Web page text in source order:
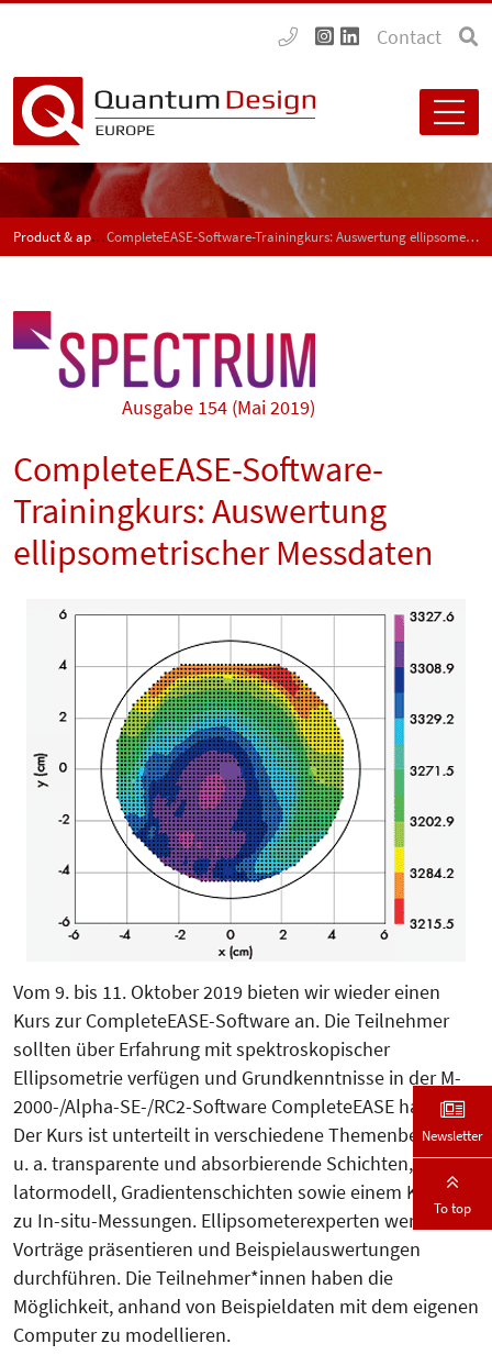
Contact
Product & application news - SPECTRUM CompleteEASE-Software-Trainingkurs: Auswertung ellipsometrischer Messdaten
Ausgabe 154 (Mai 2019)
CompleteEASE-Software-
Trainingkurs: Auswertung
ellipsometrischer Messdaten
Vom 9. bis 11. Oktober 2019 bieten wir wieder einen
Kurs zur CompleteEASE-Software an. Die Teilnehmer
sollten über Erfahrung mit spektroskopischer
Ellipsometrie verfügen und Grundkenntnisse in der M-
2000-/Alpha-SE-/RC2-Software CompleteEASE haben.
Der Kurs ist unterteilt in verschiede­ne Themenbereiche,
u. a. transparente und absorbierende Schichten, Os­zil­
la­tormodell, Gradientenschichten sowie einem Kapitel
zu In-situ-Mes­sun­gen. Ellipsometerexperten werden
Vorträge präsentieren und Beispiel­auswertungen
durchführen. Die Teil­nehmer*innen haben die
Möglichkeit, anhand von Beispieldaten mit dem eigenen
Computer zu modellieren.
Newsletter
To top